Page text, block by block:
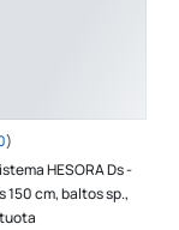
)
HESORA Ds -
150 cm, baltos sp.,